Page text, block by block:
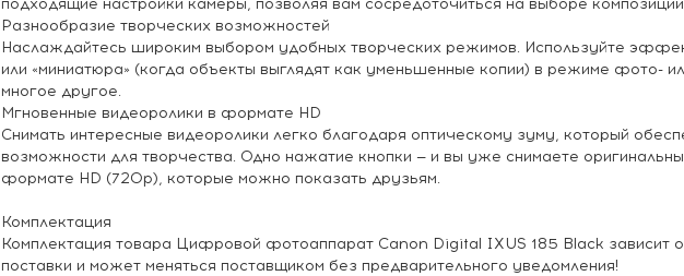
Разнообразие творческих возможностей
Наслаждайтесь широким выбором удобных творческих режимов. Используйте
или «миниатюра» (когда объекты выглядят как уменьшенные копии) в режиме фото-
многое другое.
Мгновенные видеоролики в формате HD
Снимать интересные видеоролики легко благодаря оптическому зуму, который
возможности для творчества. Одно нажатие кнопки — и вы уже снимаете
формате HD (720p), которые можно показать друзьям.
Комплектация
Комплектация товара Цифровой фотоаппарат Canon Digital IXUS 185 Black зависит
поставки и может меняться поставщиком без предварительного уведомления!